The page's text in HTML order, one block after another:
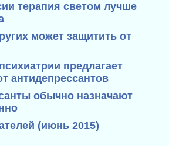
терапия светом лучше
может защитить от
предлагает
антидепрессантов
обычно назначают
(июнь 2015)